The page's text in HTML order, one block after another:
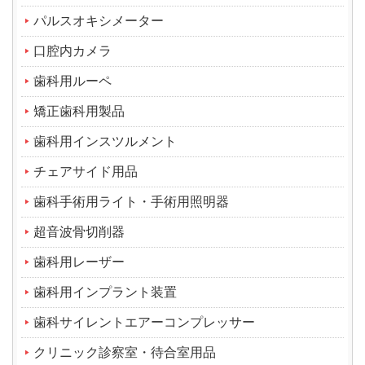
パルスオキシメーター
口腔内カメラ
歯科用ルーペ
矯正歯科用製品
歯科用インスツルメント
チェアサイド用品
歯科手術用ライト・手術用照明器
超音波骨切削器
歯科用レーザー
歯科用インプラント装置
歯科サイレントエアーコンプレッサー
クリニック診察室・待合室用品